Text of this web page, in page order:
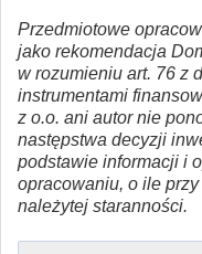
Przedmiotowe
jako rekomendacja
w rozumieniu art. 76 z
instrumentami
z o.o. ani autor nie
następstwa decyzji
podstawie informacji i
opracowaniu, o ile
należytej staranności.